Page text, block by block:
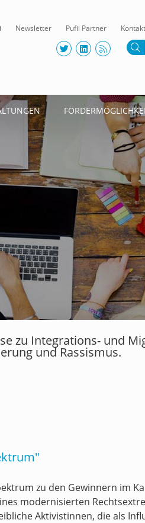
Kontakt
Pufii Partner
Newsletter
zu Integrations- und
und Rassismus.
zu den Gewinnern im
modernisierten
Aktivistinnen, die als